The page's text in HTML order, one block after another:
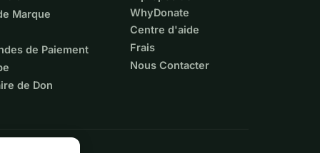
Marque
de Paiement
de Don
WhyDonate
Centre d'aide
Frais
Nous Contacter